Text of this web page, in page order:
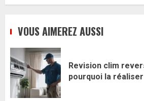
VOUS AIMEREZ AUSSI
Revision clim
pourquoi la réaliser